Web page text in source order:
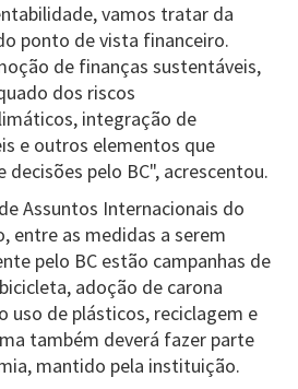
vamos tratar da
ponto de vista financeiro.
de finanças sustentáveis,
dos riscos
integração de
e outros elementos que
pelo BC", acrescentou.
Assuntos Internacionais do
entre as medidas a serem
pelo BC estão campanhas de
adoção de carona
uso de plásticos, reciclagem e
também deverá fazer parte
mantido pela instituição.